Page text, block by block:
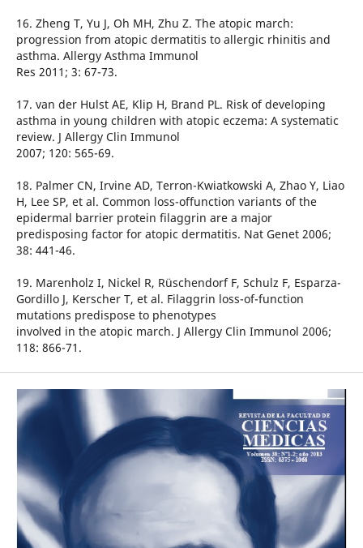
16. Zheng T, Yu J, Oh MH, Zhu Z. The atopic march:
progression from atopic dermatitis to allergic rhinitis and
asthma. Allergy Asthma Immunol
Res 2011; 3: 67-73.
17. van der Hulst AE, Klip H, Brand PL. Risk of developing
asthma in young children with atopic eczema: A systematic
review. J Allergy Clin Immunol
2007; 120: 565-69.
18. Palmer CN, Irvine AD, Terron-Kwiatkowski A, Zhao Y, Liao
H, Lee SP, et al. Common loss-offunction variants of the
epidermal barrier protein filaggrin are a major
predisposing factor for atopic dermatitis. Nat Genet 2006;
38: 441-46.
19. Marenholz I, Nickel R, Rüschendorf F, Schulz F, Esparza-
Gordillo J, Kerscher T, et al. Filaggrin loss-of-function
mutations predispose to phenotypes
involved in the atopic march. J Allergy Clin Immunol 2006;
118: 866-71.